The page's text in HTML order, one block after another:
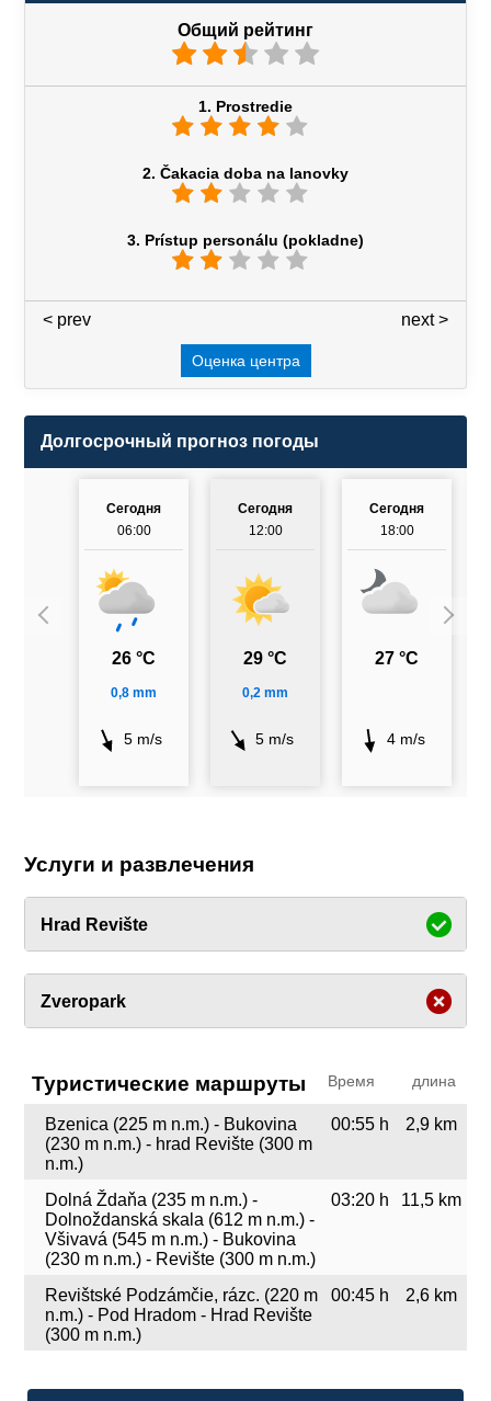
Общий рейтинг
1. Prostredie
2. Čakacia doba na lanovky
3. Prístup personálu (pokladne)
next >
< prev
Оценка центра
Долгосрочный прогноз погоды
Сегодня
06:00
26 °C
0,8 mm
5 m/s
Сегодня
12:00
29 °C
0,2 mm
5 m/s
Сегодня
18:00
27 °C
4 m/s
Услуги и развлечения
Hrad Revište
Zveropark
Туристические маршруты Время длина
Bzenica (225 m n.m.) - Bukovina
(230 m n.m.) - hrad Revište (300 m
n.m.)
00:55 h 2,9 km
Dolná Ždaňa (235 m n.m.) -
Dolnoždanská skala (612 m n.m.) -
Všivavá (545 m n.m.) - Bukovina
(230 m n.m.) - Revište (300 m n.m.)
03:20 h 11,5 km
Revištské Podzámčie, rázc. (220 m
n.m.) - Pod Hradom - Hrad Revište
(300 m n.m.)
00:45 h 2,6 km